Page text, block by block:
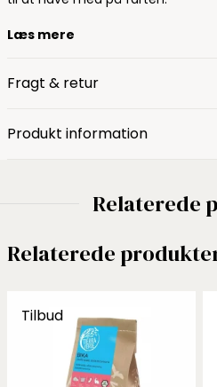
Læs mere
Fragt & retur
Produkt information
Relaterede
Relaterede
Tilbud